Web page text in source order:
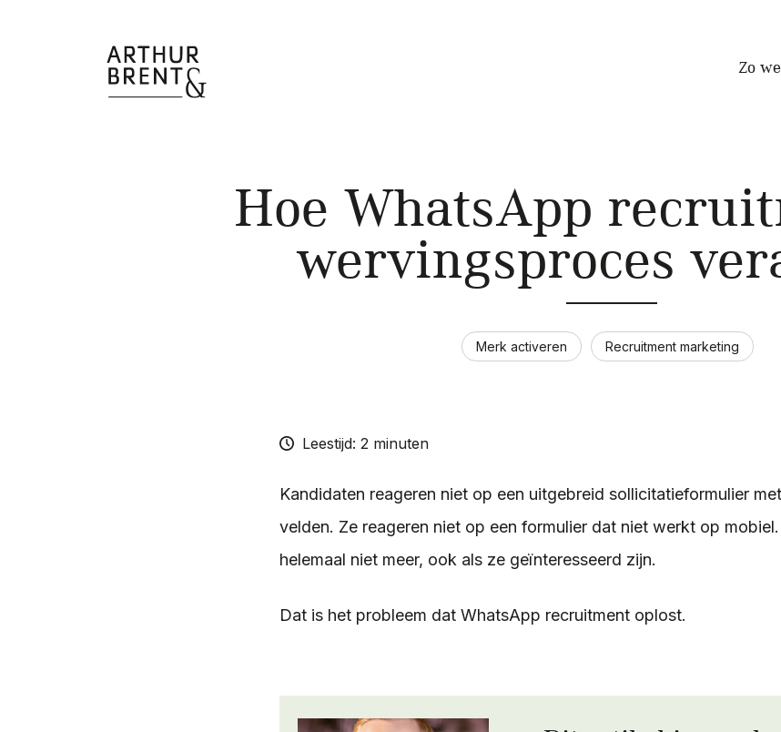
Zo
Hoe WhatsApp
wervingsproces
Merk activeren Recruitment marketing
Leestijd: 2 minuten
Kandidaten reageren niet op een uitgebreid sollicitatieformulier
velden. Ze reageren niet op een formulier dat niet werkt op
helemaal niet meer, ook als ze geïnteresseerd zijn.
Dat is het probleem dat WhatsApp recruitment oplost.